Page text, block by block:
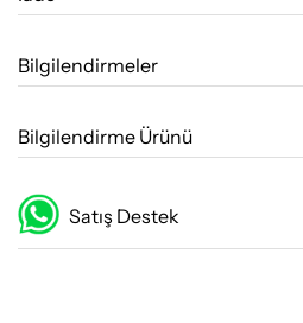
Bilgilendirmeler
Bilgilendirme Ürünü
Satış Destek